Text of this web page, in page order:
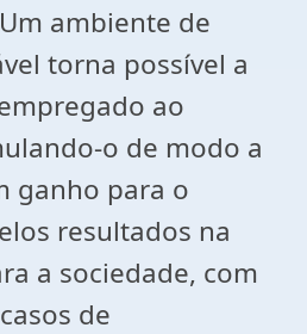
ambiente de
torna possível a
ao
o de modo a
ganho para o
resultados na
a sociedade, com
de